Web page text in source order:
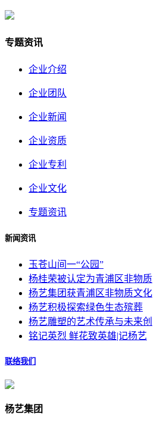
专题资讯
企业介绍
企业团队
企业新闻
企业资质
企业专利
企业文化
专题资讯
新闻资讯
玉苍山间一“公园”
杨桂荣被认定为青浦区非物质
杨艺集团获青浦区非物质文化
杨艺积极探索绿色生态殡葬
杨艺雕塑的艺术传承与未来创
铭记英烈 鲜花致英雄|记杨艺
联络我们
杨艺集团